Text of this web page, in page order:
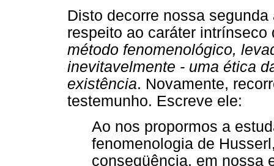
Disto decorre nossa
respeito ao caráter
método fenomenológico,
inevitavelmente - uma ética
existência. Novamente,
testemunho. Escreve ele:
Ao nos propormos a
fenomenologia de
conseqüência, em nossa